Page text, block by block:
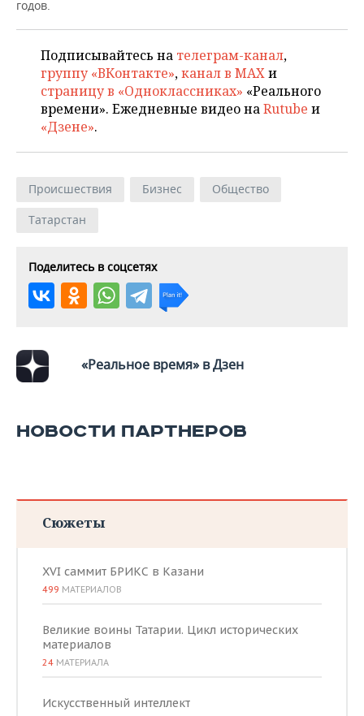
годов.
Подписывайтесь на телеграм-канал,
группу «ВКонтакте»,канал в MAXи
страницу в «Одноклассниках» «Реального
времени». Ежедневные видео наRutube и
«Дзене».
Происшествия Бизнес
Общество
Татарстан
Поделитесь в соцсетях
«Реальное время» в Дзен
НОВОСТИ ПАРТНЕРОВ
Сюжеты
XVI саммит БРИКС в Казани
499 МАТЕРИАЛОВ
Великие воины Татарии. Цикл исторических
материалов
24 МАТЕРИАЛА
Искусственный интеллект